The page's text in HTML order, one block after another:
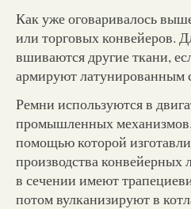
Как уже оговаривалось
или торговых конвейеров.
вшиваются другие ткани,
армируют латунированным
Ремни используются в
промышленных механизмов.
помощью которой
производства конвейерных
в сечении имеют
потом вулканизируют в